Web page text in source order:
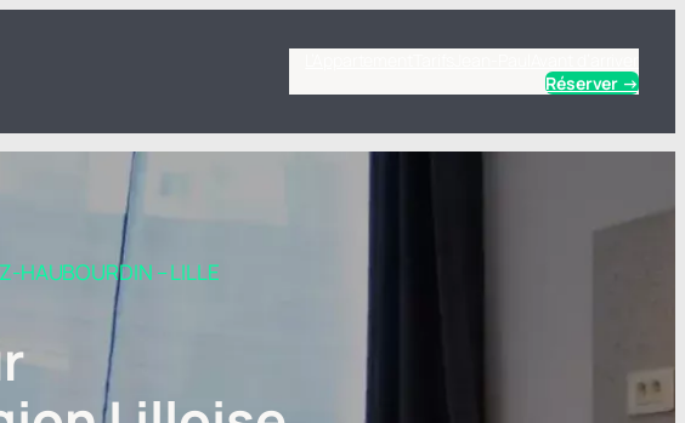
Réserver →
HAUBOURDIN – LILLE